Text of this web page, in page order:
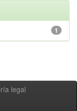
1
legal